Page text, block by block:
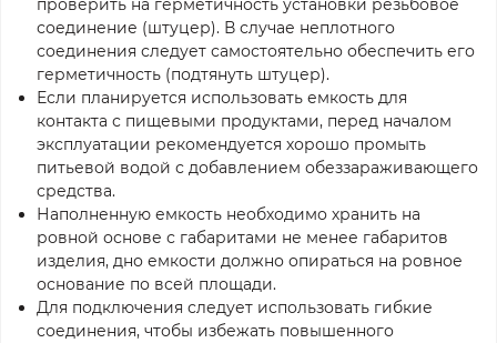
проверить на герметичность установки резьбовое
соединение (штуцер). В случае неплотного
соединения следует самостоятельно обеспечить его
герметичность (подтянуть штуцер).
Если планируется использовать емкость для
контакта с пищевыми продуктами, перед началом
эксплуатации рекомендуется хорошо промыть
питьевой водой с добавлением обеззараживающего
средства.
Наполненную емкость необходимо хранить на
ровной основе с габаритами не менее габаритов
изделия, дно емкости должно опираться на ровное
основание по всей площади.
Для подключения следует использовать гибкие
соединения, чтобы избежать повышенного